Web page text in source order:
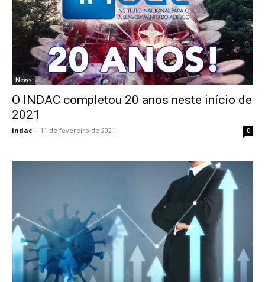
News
O INDAC completou 20 anos neste início de
2021
indac - 11 de fevereiro de 2021 0